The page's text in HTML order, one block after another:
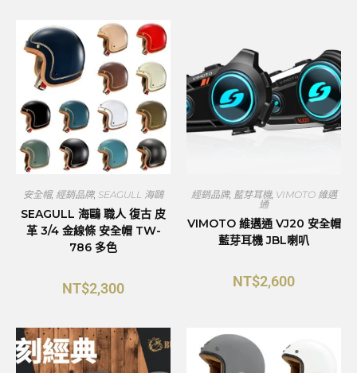
安全帽, 經銷品牌, SEAGULL 海鷗
SEAGULL 海鷗 職人 復古 皮
革 3/4 金線條 安全帽 TW-
786 多色
NT$2,300
經銷品牌, 藍芽耳機, VIMOTO 維邁
通
VIMOTO 維邁通 VJ20 安全帽
藍芽耳機 JBL喇叭
NT$2,600